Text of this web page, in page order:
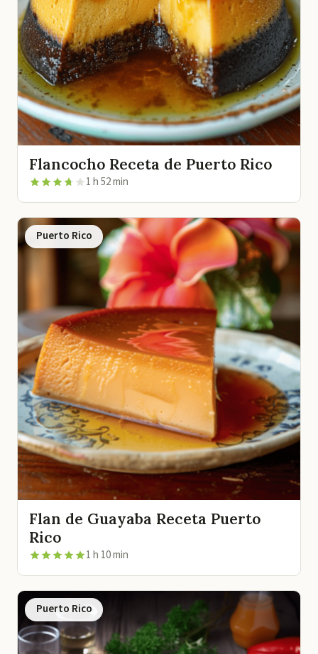
Flancocho Receta de Puerto Rico
1 h 52 min
Puerto Rico
Flan de Guayaba Receta Puerto
Rico
1 h 10 min
Puerto Rico